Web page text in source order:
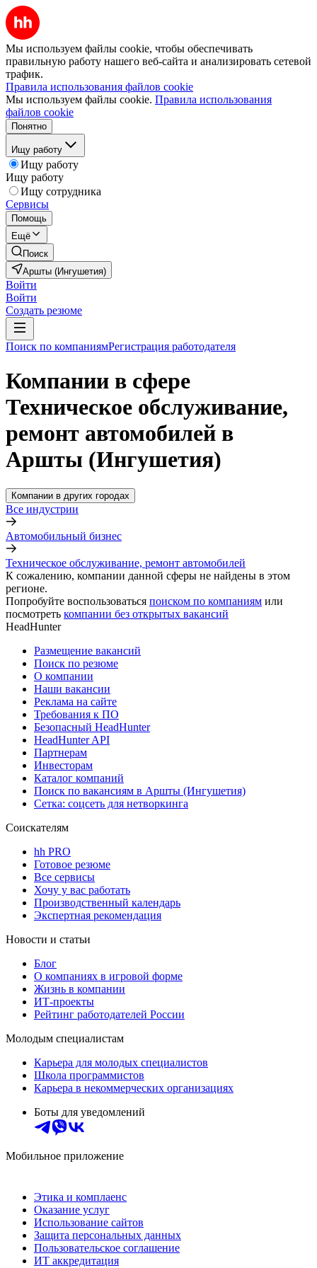
Мы используем файлы cookie, чтобы обеспечивать
правильную работу нашего веб-сайта и анализировать сетевой
трафик.
Правила использования файлов cookie
Мы используем файлы cookie. Правила использования
файлов cookie
Понятно
Ищу работу
Ищу работу
Ищу работу
Ищу сотрудника
Сервисы
Помощь
Ещё
Поиск
Аршты (Ингушетия)
Войти
Войти
Создать резюме
Поиск по компаниямРегистрация работодателя
Компании в сфере
Техническое обслуживание,
ремонт автомобилей в
Аршты (Ингушетия)
Компании в других городах
Все индустрии
Автомобильный бизнес
Техническое обслуживание, ремонт автомобилей
К сожалению, компании данной сферы не найдены в этом
регионе.
Попробуйте воспользоваться поиском по компаниям или
посмотреть компании без открытых вакансий
HeadHunter
Размещение вакансий
Поиск по резюме
О компании
Наши вакансии
Реклама на сайте
Требования к ПО
Безопасный HeadHunter
HeadHunter API
Партнерам
Инвесторам
Каталог компаний
Поиск по вакансиям в Аршты (Ингушетия)
Сетка: соцсеть для нетворкинга
Соискателям
hh PRO
Готовое резюме
Все сервисы
Хочу у вас работать
Производственный календарь
Экспертная рекомендация
Новости и статьи
Блог
О компаниях в игровой форме
Жизнь в компании
ИТ-проекты
Рейтинг работодателей России
Молодым специалистам
Карьера для молодых специалистов
Школа программистов
Карьера в некоммерческих организациях
Боты для уведомлений
Мобильное приложение
Этика и комплаенс
Оказание услуг
Использование сайтов
Защита персональных данных
Пользовательское соглашение
ИТ аккредитация